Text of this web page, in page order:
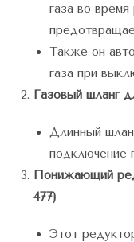
газа во
Также он
газа при
Газовый шланг
Длинный
подключение
Понижающий
477)
Этот